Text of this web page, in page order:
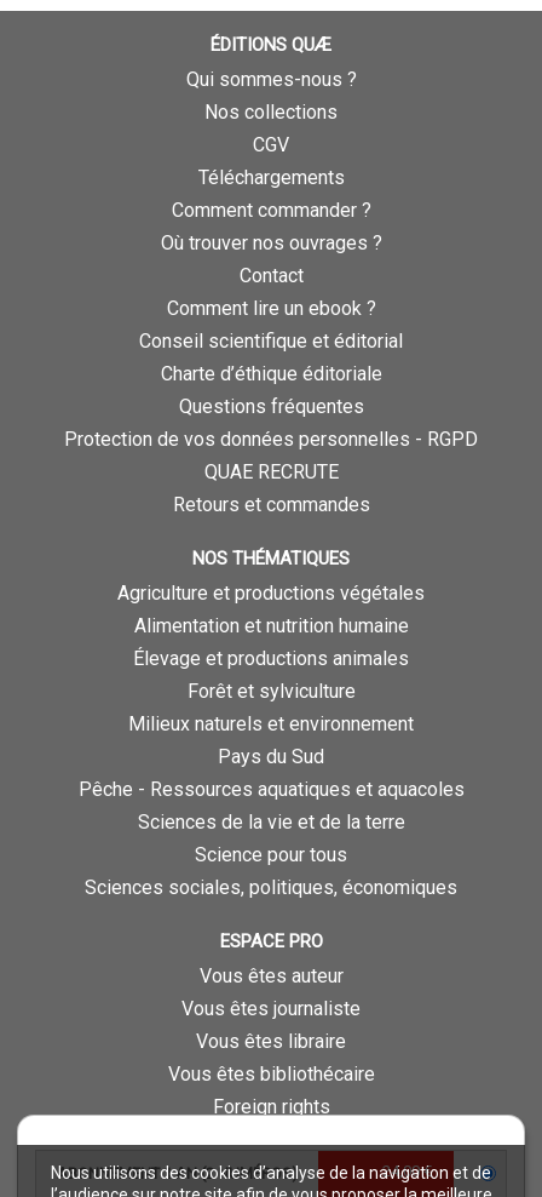
Nous utilisons des cookies d’analyse de la navigation et de
ABONNEMENT 1 AN (2 NUMÉROS) 24,00 €
ÉDITIONS QUÆ
Qui sommes-nous ?
Nos collections
CGV
Téléchargements
Comment commander ?
Où trouver nos ouvrages ?
Contact
Comment lire un ebook ?
Conseil scientifique et éditorial
Charte d’éthique éditoriale
Questions fréquentes
Protection de vos données personnelles - RGPD
QUAE RECRUTE
Retours et commandes
NOS THÉMATIQUES
Agriculture et productions végétales
Alimentation et nutrition humaine
Élevage et productions animales
Forêt et sylviculture
Milieux naturels et environnement
Pays du Sud
Pêche - Ressources aquatiques et aquacoles
Sciences de la vie et de la terre
Science pour tous
Sciences sociales, politiques, économiques
ESPACE PRO
Vous êtes auteur
Vous êtes journaliste
Vous êtes libraire
Vous êtes bibliothécaire
Foreign rights
Procédure d'évaluation
NOTRE SITE